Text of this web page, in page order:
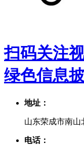
扫码关注
绿色信息
地址：
山东荣成市南山
电话：